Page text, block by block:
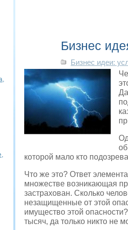
Бизнес
Бизнес идеи:
которой мало кто
Что же это? Ответ
множестве возникающая
застрахован. Сколько
незащищенные от этой
имущество этой
тысяч, да только никто не